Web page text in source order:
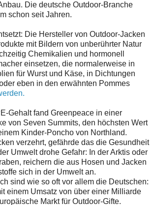
Die deutsche Outdoor-Branche
schon seit Jahren.
Die Hersteller von Outdoor-Jacken
mit Bildern von unberührter Natur
Chemikalien und hormonell
einsetzen, die normalerweise in
für Wurst und Käse, in Dichtungen
eben in den erwähnten Pommes
Gehalt fand Greenpeace in einer
von Seven Summits, den höchsten Wert
Kinder-Poncho von Northland.
verzehrt, gefährde das die Gesundheit
Umwelt drohe Gefahr: In der Arktis oder
reichern die aus Hosen und Jacken
sich in der Umwelt an.
sind wie so oft vor allem die Deutschen:
einem Umsatz von über einer Milliarde
Markt für Outdoor-Gifte.